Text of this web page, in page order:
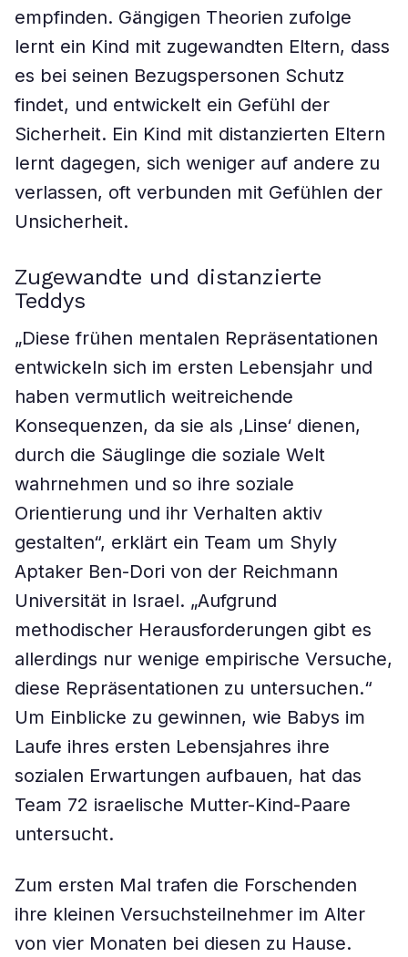
empfinden. Gängigen Theorien zufolge
lernt ein Kind mit zugewandten Eltern, dass
es bei seinen Bezugspersonen Schutz
findet, und entwickelt ein Gefühl der
Sicherheit. Ein Kind mit distanzierten Eltern
lernt dagegen, sich weniger auf andere zu
verlassen, oft verbunden mit Gefühlen der
Unsicherheit.
Zugewandte und distanzierte
Teddys
„Diese frühen mentalen Repräsentationen
entwickeln sich im ersten Lebensjahr und
haben vermutlich weitreichende
Konsequenzen, da sie als ‚Linse‘ dienen,
durch die Säuglinge die soziale Welt
wahrnehmen und so ihre soziale
Orientierung und ihr Verhalten aktiv
gestalten“, erklärt ein Team um Shyly
Aptaker Ben-Dori von der Reichmann
Universität in Israel. „Aufgrund
methodischer Herausforderungen gibt es
allerdings nur wenige empirische Versuche,
diese Repräsentationen zu untersuchen.“
Um Einblicke zu gewinnen, wie Babys im
Laufe ihres ersten Lebensjahres ihre
sozialen Erwartungen aufbauen, hat das
Team 72 israelische Mutter-Kind-Paare
untersucht.
Zum ersten Mal trafen die Forschenden
ihre kleinen Versuchsteilnehmer im Alter
von vier Monaten bei diesen zu Hause.